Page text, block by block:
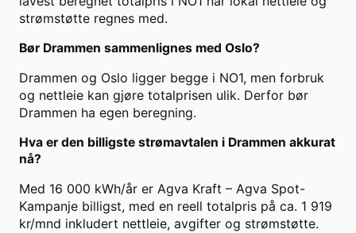
strømstøtte regnes med.
Bør Drammen sammenlignes med Oslo?
Drammen og Oslo ligger begge i NO1, men forbruk
og nettleie kan gjøre totalprisen ulik. Derfor bør
Drammen ha egen beregning.
Hva er den billigste strømavtalen i Drammen akkurat
nå?
Med 16 000 kWh/år er Agva Kraft – Agva Spot-
Kampanje billigst, med en reell totalpris på ca. 1 919
kr/mnd inkludert nettleie, avgifter og strømstøtte.